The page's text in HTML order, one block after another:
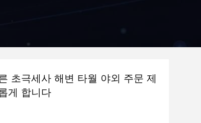
초극세사 해변 타월 야외 주문 제
게 합니다